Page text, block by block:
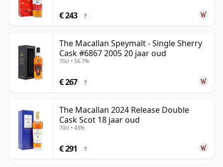
€ 243 ?
The Macallan Speymalt - Single Sherry
Cask #6867 2005 20 jaar oud
70cl • 56.7%
€ 267 ?
The Macallan 2024 Release Double
Cask Scot 18 jaar oud
70cl • 43%
€ 291 ?